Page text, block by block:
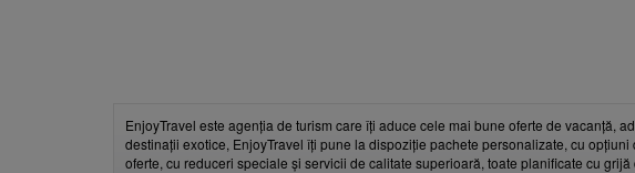
EnjoyTravel este agenția de turism care îți aduce cele mai bune oferte de vacanță,
destinații exotice, EnjoyTravel îți pune la dispoziție pachete personalizate, cu
oferte, cu reduceri speciale și servicii de calitate superioară, toate planificate cu